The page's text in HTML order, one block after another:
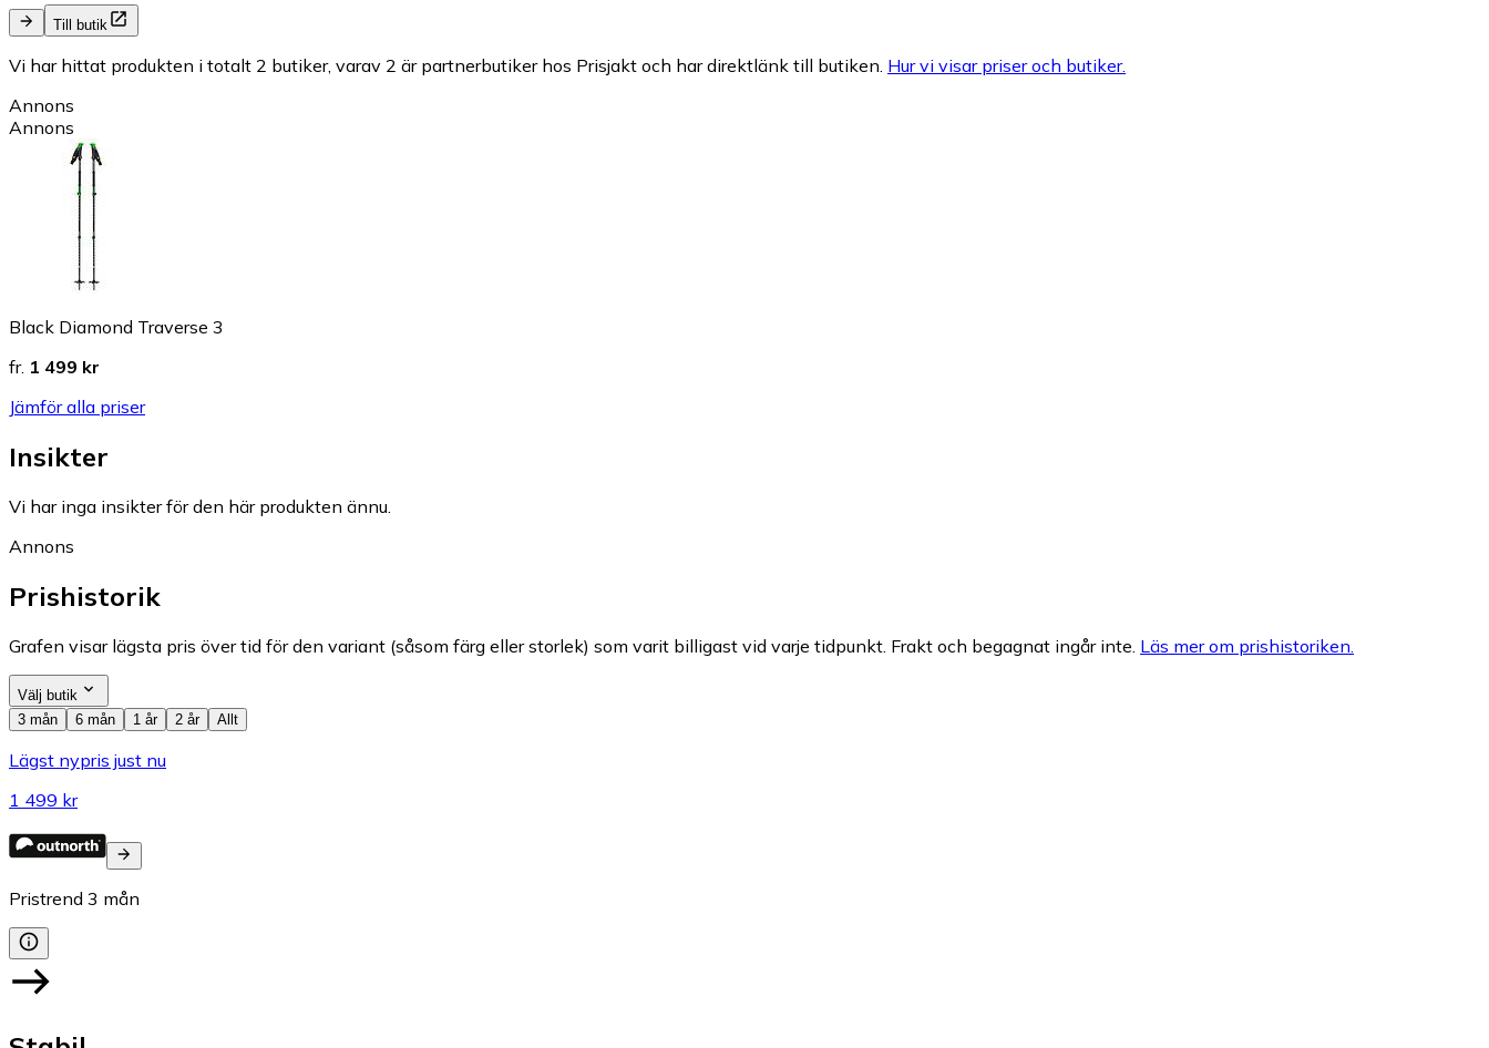
Till butik
Vi har hittat produkten i totalt 2 butiker, varav 2 är partnerbutiker hos Prisjakt och har direktlänk till butiken. Hur vi visar priser och butiker.
Annons
Annons
Black Diamond Traverse 3
fr. 1 499 kr
Jämför alla priser
Insikter
Vi har inga insikter för den här produkten ännu.
Annons
Prishistorik
Grafen visar lägsta pris över tid för den variant (såsom färg eller storlek) som varit billigast vid varje tidpunkt. Frakt och begagnat ingår inte. Läs mer om prishistoriken.
Välj butik
3 mån
6 mån 1 år 2 år Allt
Lägst nypris just nu
1 499 kr
Pristrend 3 mån